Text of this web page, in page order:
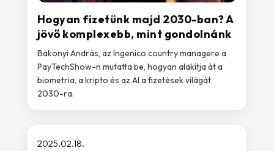
Hogyan fizetünk majd 2030-ban? A
jövő komplexebb, mint gondolnánk
Bakonyi András, az Ingenico country managere a
PayTechShow-n mutatta be, hogyan alakítja át a
biometria, a kripto és az AI a fizetések világát
2030-ra.
2025.02.18.